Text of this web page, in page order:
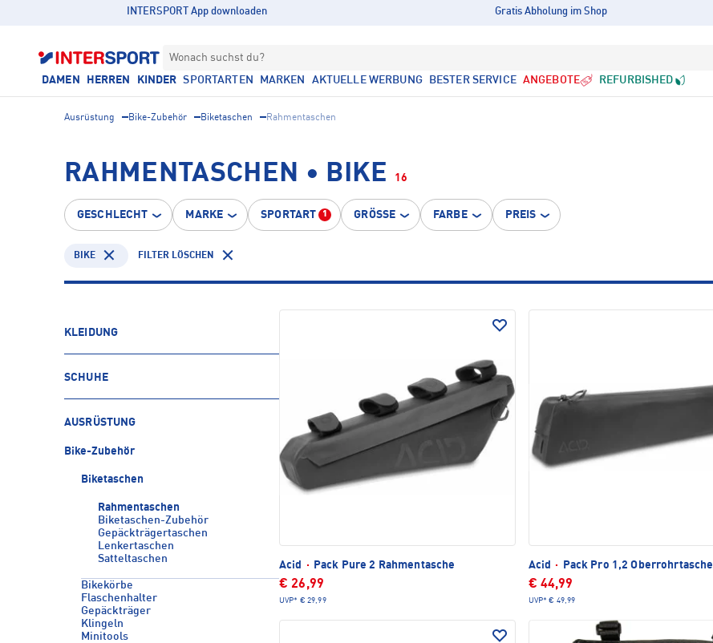
INTERSPORT App downloaden Gratis Abholung im Shop
Wonach suchst du?
DAMEN HERREN KINDER SPORTARTEN MARKEN AKTUELLE WERBUNG BESTER SERVICE ANGEBOTE REFURBISHED
Ausrüstung Bike-Zubehör Biketaschen Rahmentaschen
RAHMENTASCHEN • BIKE 16
GESCHLECHT MARKE SPORTART 1 GRÖSSE FARBE PREIS
BIKE FILTER LÖSCHEN
KLEIDUNG
SCHUHE
AUSRÜSTUNG
Bike-Zubehör
Biketaschen
Rahmentaschen
Biketaschen-Zubehör
Gepäckträgertaschen
Lenkertaschen
Satteltaschen
Bikekörbe
Flaschenhalter
Gepäckträger
Klingeln
Minitools
Acid · Pack Pure 2 Rahmentasche
€ 26,99
UVP* € 29,99
Acid · Pack Pro 1,2 Oberrohrtasche
€ 44,99
UVP* € 49,99